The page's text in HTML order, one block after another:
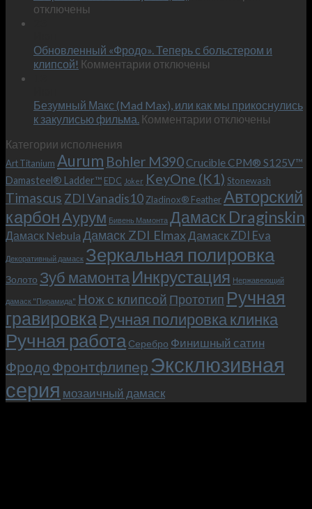
–
и
KeyOne
отключены
Обновленный «Фродо». Теперь с больстером и
клипсой! Комментарии к
«Фродо».
Теперь
и
клипсой!
отключены
Безумный Макс (Mad Max), или как мы прикоснулись
к закулисью фильма. Комментарии к
Макс
(Mad
Max),
или
как
мы
прикоснулись
к
фильма.
отключены
Категории исполнения
Art Titanium Aurum Bohler M390Crucible CPM® S125V™
Damasteel® Ladder™ EDC Joker KeyOne (K1) Stonewash
Timascus ZDI Vanadis10 Zladinox® FeatherАвторский
карбонАурум Бивень Мамонта Дамаск Draginskin
Дамаск Nebula Дамаск ZDI ElmaxДамаск ZDI Eva
Декоративный дамаск Зеркальная полировка
Золото Зуб мамонтаИнкрустация Нержавеющий
дамаск "Пирамида" Нож с клипсой Прототип Ручная
гравировкаРучная полировка клинка
Ручная работа Серебро Финишный сатин
Фродо Фронтфлипер Эксклюзивная
серия мозаичный дамаск